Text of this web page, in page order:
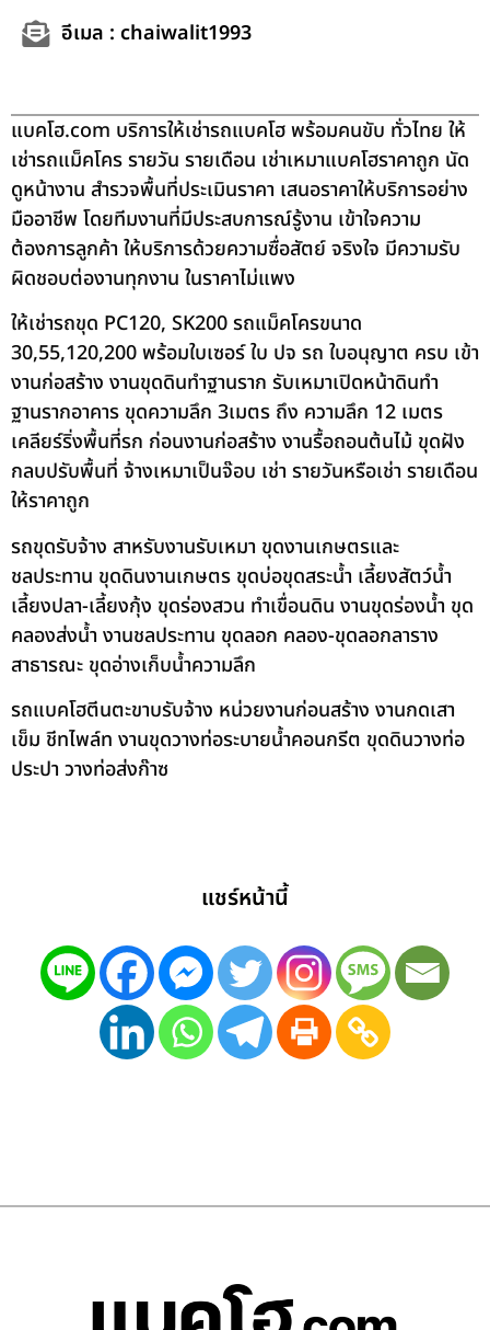
อีเมล : chaiwalit1993
แบคโฮ.com บริการให้เช่ารถแบคโฮ พร้อมคนขับ ทั่วไทย ให้
เช่ารถแม็คโคร รายวัน รายเดือน เช่าเหมาแบคโฮราคาถูก นัด
ดูหน้างาน สำรวจพื้นที่ประเมินราคา เสนอราคาให้บริการอย่าง
มืออาชีพ โดยทีมงานที่มีประสบการณ์รู้งาน เข้าใจความ
ต้องการลูกค้า ให้บริการด้วยความซื่อสัตย์ จริงใจ มีความรับ
ผิดชอบต่องานทุกงาน ในราคาไม่แพง
ให้เช่ารถขุด PC120, SK200 รถแม็คโครขนาด
30,55,120,200 พร้อมใบเซอร์ ใบ ปจ รถ ใบอนุญาต ครบ เข้า
งานก่อสร้าง งานขุดดินทำฐานราก รับเหมาเปิดหน้าดินทำ
ฐานรากอาคาร ขุดความลึก 3เมตร ถึง ความลึก 12 เมตร
เคลียร์ริ่งพื้นที่รก ก่อนงานก่อสร้าง งานรื้อถอนต้นไม้ ขุดฝัง
กลบปรับพื้นที่ จ้างเหมาเป็นจ๊อบ เช่า รายวันหรือเช่า รายเดือน
ให้ราคาถูก
รถขุดรับจ้าง สาหรับงานรับเหมา ขุดงานเกษตรและ
ชลประทาน ขุดดินงานเกษตร ขุดบ่อขุดสระน้ำ เลี้ยงสัตว์น้ำ
เลี้ยงปลา-เลี้ยงกุ้ง ขุดร่องสวน ทำเขื่อนดิน งานขุดร่องน้ำ ขุด
คลองส่งน้ำ งานชลประทาน ขุดลอก คลอง-ขุดลอกลาราง
สาธารณะ ขุดอ่างเก็บน้ำความลึก
รถแบคโฮตีนตะขาบรับจ้าง หน่วยงานก่อนสร้าง งานกดเสา
เข็ม ชีทไพล์ท งานขุดวางท่อระบายน้ำคอนกรีต ขุดดินวางท่อ
ประปา วางท่อส่งก๊าซ
แชร์หน้านี้